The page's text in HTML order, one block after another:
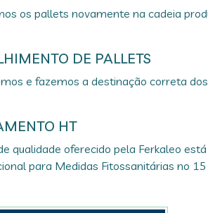
os pallets novamente na cadeia
DE PALLETS
e fazemos a destinação correta
HT
qualidade oferecido pela Ferkaleo
para Medidas Fitossanitárias no 15